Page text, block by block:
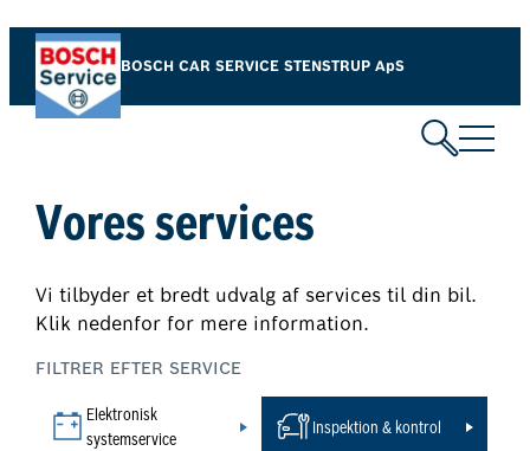
Spring
indhold
BOSCH CAR SERVICE STENSTRUP ApS
Vores services
Vi tilbyder et bredt udvalg af services til din bil.
Klik nedenfor for mere information.
FILTRER EFTER SERVICE
Elektronisk
systemservice
Inspektion & kontrol